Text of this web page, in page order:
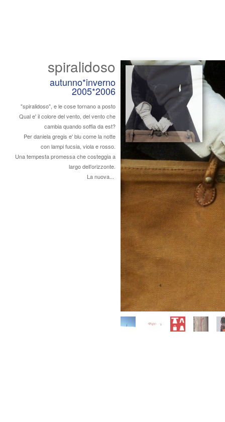
spiralidoso
autunno*inverno
2005*2006
"spiralidoso", e le cose tornano a posto
Qual e' il colore del vento, del vento che
cambia quando soffia da est?
Per daniela gregis e' blu come la notte
con lampi fucsia, viola e rosso.
Una tempesta promessa che costeggia a
largo dell’orizzonte.
La nuova...